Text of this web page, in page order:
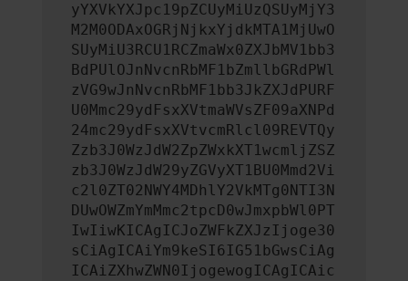
yYXVkYXJpc19pZCUyMiUzQSUyMjY3
M2M0ODAxOGRjNjkxYjdkMTA1MjUwO
SUyMiU3RCU1RCZmaWx0ZXJbMV1bb3
BdPUlOJnNvcnRbMF1bZmllbGRdPWl
zVG9wJnNvcnRbMF1bb3JkZXJdPURF
U0Mmc29ydFsxXVtmaWVsZF09aXNPd
24mc29ydFsxXVtvcmRlcl09REVTQy
Zzb3J0WzJdW2ZpZWxkXT1wcmljZSZ
zb3J0WzJdW29yZGVyXT1BU0Mmd2Vi
c2l0ZT02NWY4MDhlY2VkMTg0NTI3N
DUwOWZmYmMmc2tpcD0wJmxpbWl0PT
IwIiwKICAgICJoZWFkZXJzIjoge30
sCiAgICAiYm9keSI6IG51bGwsCiAg
ICAiZXhwZWN0IjogewogICAgICAic